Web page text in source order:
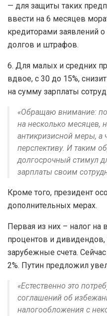
— для защиты таких
ввести на 6 месяцев
кредиторами заявлений
долгов и штрафов.
6. Для малых и средних
вдвое, с 30 до 15%,
на сумму зарплаты
«Обращаю внимание:
на несколько месяцев,
антикризисной меры, а
перспективу. И таким
долгосрочный стимул
зарплаты своим
Кроме того, президент
дополнительных мерах.
Первая из них – налог
процентов и
зарубежные счета.
2%. Путин предложил
«Естественно это
соглашений об
налогообложения с